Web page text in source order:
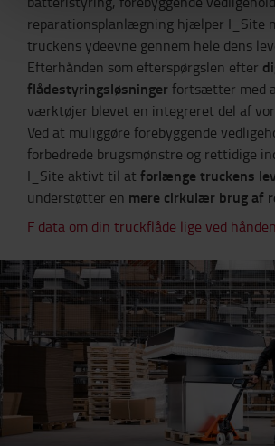
reparationsplanlægning hjælper I_Site
truckens ydeevne gennem hele dens
Efterhånden som efterspørgslen efter
flådestyringsløsningerfortsætter med
værktøjer blevet en integreret del af
Ved at muliggøre forebyggende
forbedrede brugsmønstre og rettidige
I_Site aktivt til at forlænge truckens
understøtter en mere cirkulær brug af
F data om din truckflåde lige ved